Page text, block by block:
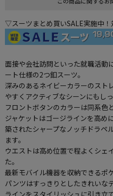
▽スーツまとめ買いSALE実施中
面接や会社訪問といった就職活動
ート仕様の2つ釦スーツ。
深みのあるネイビーカラーのスト
やすくアクティブなシーンにもし
フロントボタンのカラーは同系色
ジャケットはゴージラインを高め
築されたシャープなノッチドラペ
ます。
ウエストは高め位置で程よくシェ
た。
最新モバイル機器を収納できるポ
パンツはすっきりとしたきれいな
ラインをスタイリッシュに引き立て